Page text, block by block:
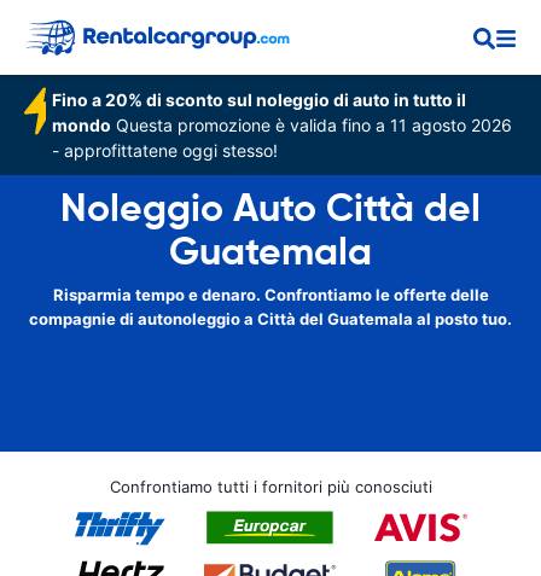
Fino a 20% di sconto sul noleggio di auto in tutto il
mondo Questa promozione è valida fino a 11 agosto 2026
- approfittatene oggi stesso!
Noleggio Auto Città del
Guatemala
Risparmia tempo e denaro. Confrontiamo le offerte delle
compagnie di autonoleggio a Città del Guatemala al posto tuo.
Confrontiamo tutti i fornitori più conosciuti